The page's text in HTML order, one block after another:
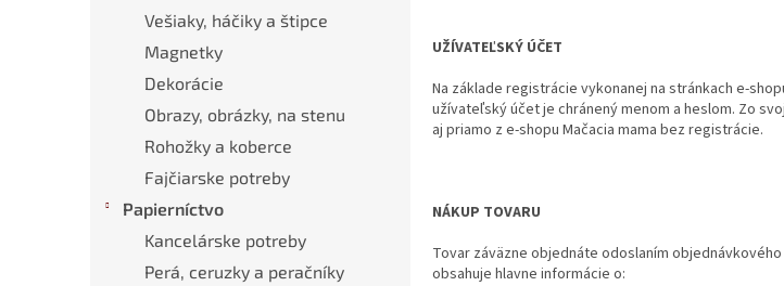
Vešiaky, háčiky a štipce
Magnetky
Dekorácie
Obrazy, obrázky, na stenu
Rohožky a koberce
Fajčiarske potreby
Papierníctvo
Kancelárske potreby
Perá, ceruzky a peračníky
UŽÍVATEĽSKÝ ÚČET
Na základe registrácie vykonanej na stránkach e-
užívateľský účet je chránený menom a heslom. Zo
aj priamo z e-shopu Mačacia mama bez registrácie.
NÁKUP TOVARU
Tovar záväzne objednáte odoslaním
obsahuje hlavne informácie o: